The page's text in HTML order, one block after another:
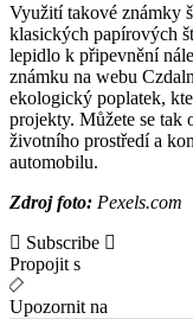
Využití takové známky
klasických papírových
lepidlo k připevnění
známku na webu
ekologický poplatek,
projekty. Můžete se tak
životního prostředí a
automobilu.
Zdroj foto: Pexels.com
Subscribe
Propojit s
Upozornit na